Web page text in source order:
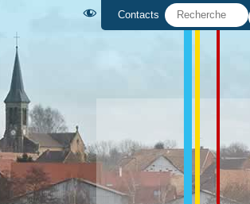
Contacts